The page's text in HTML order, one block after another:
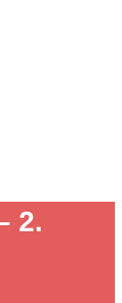
2.